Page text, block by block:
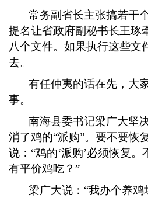
常务副省长主张搞若干
提名让省政府副秘书长王琢
八个文件。如果执行这些文
去。
有任仲夷的话在先，大
事。
南海县委书记梁广大坚
消了鸡的“派购”。要不要恢
说：“鸡的‘派购’必须恢复
有平价鸡吃？”
梁广大说： “我办个养鸡